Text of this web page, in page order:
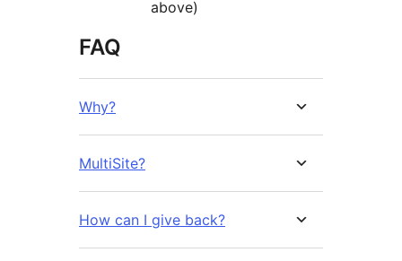
above)
FAQ
Why?
MultiSite?
How can I give back?